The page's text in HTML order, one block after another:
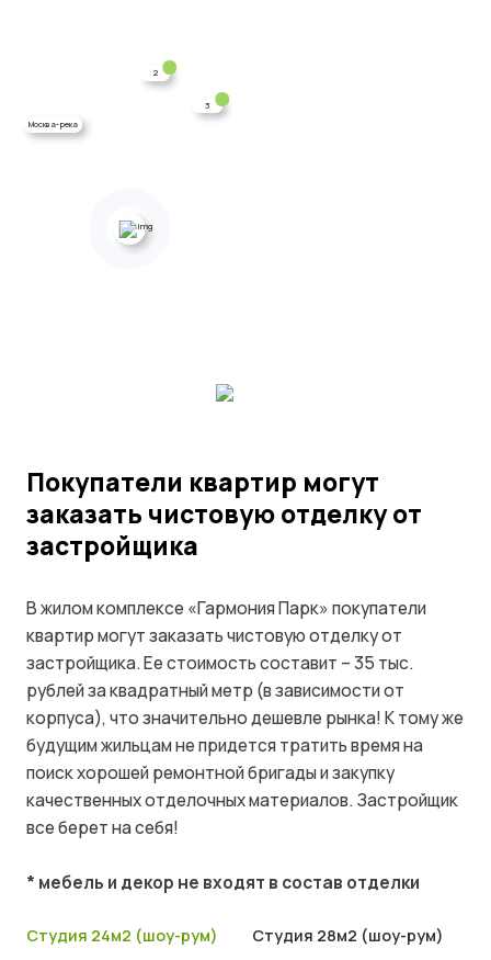
Москва-река
2
3
Покупатели квартир могут
заказать чистовую отделку от
застройщика
В жилом комплексе «Гармония Парк» покупатели
квартир могут заказать чистовую отделку от
застройщика. Ее стоимость составит – 35 тыс.
рублей за квадратный метр (в зависимости от
корпуса), что значительно дешевле рынка! К тому же
будущим жильцам не придется тратить время на
поиск хорошей ремонтной бригады и закупку
качественных отделочных материалов. Застройщик
все берет на себя!
* мебель и декор не входят в состав отделки
Студия 24м2 (шоу-рум) Студия 28м2 (шоу-рум)